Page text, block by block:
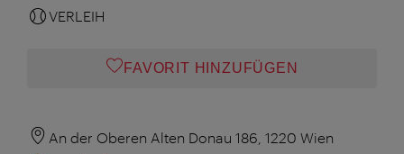
VERLEIH
FAVORIT HINZUFÜGEN
An der Oberen Alten Donau 186, 1220 Wien